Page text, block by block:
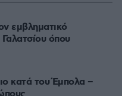
εμβληματικό
όπου
κατά του Έμπολα –